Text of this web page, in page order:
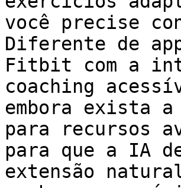
você precise
Diferente de
Fitbit com a
coaching
embora exista a
para recursos
para que a IA
extensão